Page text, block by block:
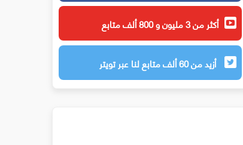
أكثر من 3 مليون و 800 ألف متابع
أزيد من 60 ألف متابع لنا عبر تويتر